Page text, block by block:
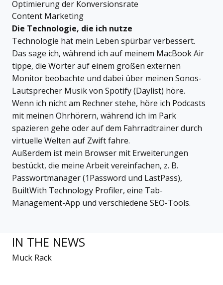
Optimierung der Konversionsrate
Content Marketing
Die Technologie, die ich nutze
Technologie hat mein Leben spürbar verbessert.
Das sage ich, während ich auf meinem MacBook Air
tippe, die Wörter auf einem großen externen
Monitor beobachte und dabei über meinen Sonos-
Lautsprecher Musik von Spotify (Daylist) höre.
Wenn ich nicht am Rechner stehe, höre ich Podcasts
mit meinen Ohrhörern, während ich im Park
spazieren gehe oder auf dem Fahrradtrainer durch
virtuelle Welten auf Zwift fahre.
Außerdem ist mein Browser mit Erweiterungen
bestückt, die meine Arbeit vereinfachen, z. B.
Passwortmanager (1Password und LastPass),
BuiltWith Technology Profiler, eine Tab-
Management-App und verschiedene SEO-Tools.
IN THE NEWS
Muck Rack